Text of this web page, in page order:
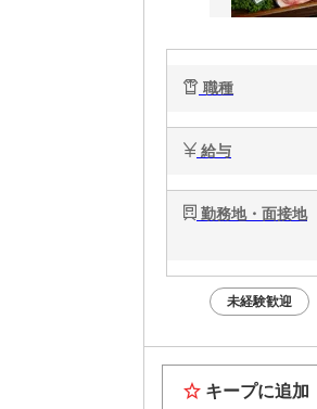
職種
給与
勤務地・面接地
未経験歓迎
キープに追加